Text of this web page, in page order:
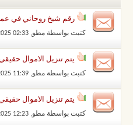
رقم شيخ روحاني في
كتبت بواسطة مطو‏, 21-06-2025 02:33 PM
يتم تنزيل الاموال حقيقي
كتبت بواسطة مطو‏, 10-06-2025 11:39 AM
يتم تنزيل الاموال حقيقي بعملة
كتبت بواسطة مطو‏, 08-06-2025 12:23 PM